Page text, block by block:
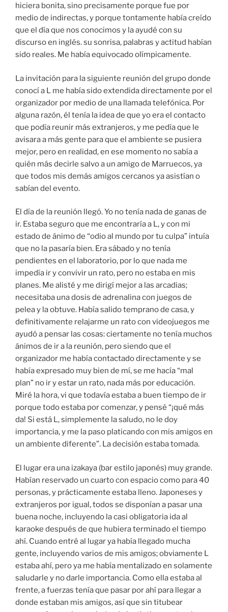
hiciera bonita, sino precisamente porque fue por
medio de indirectas, y porque tontamente había creído
que el día que nos conocimos y la ayudé con su
discurso en inglés. su sonrisa, palabras y actitud habían
sido reales. Me había equivocado olímpicamente.
La invitación para la siguiente reunión del grupo donde
conocí a L me había sido extendida directamente por el
organizador por medio de una llamada telefónica. Por
alguna razón, él tenía la idea de que yo era el contacto
que podía reunir más extranjeros, y me pedía que le
avisara a más gente para que el ambiente se pusiera
mejor, pero en realidad, en ese momento no sabía a
quién más decirle salvo a un amigo de Marruecos, ya
que todos mis demás amigos cercanos ya asistían o
sabían del evento.
El día de la reunión llegó. Yo no tenía nada de ganas de
ir. Estaba seguro que me encontraría a L, y con mi
estado de ánimo de “odio al mundo por tu culpa” intuía
que no la pasaría bien. Era sábado y no tenía
pendientes en el laboratorio, por lo que nada me
impedía ir y convivir un rato, pero no estaba en mis
planes. Me alisté y me dirigí mejor a las arcadias;
necesitaba una dosis de adrenalina con juegos de
pelea y la obtuve. Había salido temprano de casa, y
definitivamente relajarme un rato con videojuegos me
ayudó a pensar las cosas: ciertamente no tenía muchos
ánimos de ir a la reunión, pero siendo que el
organizador me había contactado directamente y se
había expresado muy bien de mí, se me hacía “mal
plan” no ir y estar un rato, nada más por educación.
Miré la hora, vi que todavía estaba a buen tiempo de ir
porque todo estaba por comenzar, y pensé “¡qué más
da! Si está L, simplemente la saludo, no le doy
importancia, y me la paso platicando con mis amigos en
un ambiente diferente”. La decisión estaba tomada.
El lugar era una izakaya (bar estilo japonés) muy grande.
Habían reservado un cuarto con espacio como para 40
personas, y prácticamente estaba lleno. Japoneses y
extranjeros por igual, todos se disponían a pasar una
buena noche, incluyendo la casi obligatoria ida al
karaoke después de que hubiera terminado el tiempo
ahí. Cuando entré al lugar ya había llegado mucha
gente, incluyendo varios de mis amigos; obviamente L
estaba ahí, pero ya me había mentalizado en solamente
saludarle y no darle importancia. Como ella estaba al
frente, a fuerzas tenía que pasar por ahí para llegar a
donde estaban mis amigos, así que sin titubear